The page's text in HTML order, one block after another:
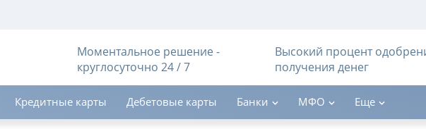
Моментальное решение -
круглосуточно 24 / 7
Высокий процент
получения денег
Кредитные карты Дебетовые карты Банки МФО Еще